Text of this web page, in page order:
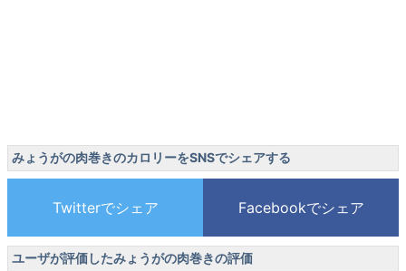
みょうがの肉巻きのカロリーをSNSでシェアする
ユーザが評価したみょうがの肉巻きの評価